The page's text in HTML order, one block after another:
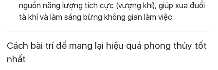
nguồn năng lượng tích cực (vượng khí), giúp xua đuổi
tà khí và làm sáng bừng không gian làm việc.
Cách bài trí để mang lại hiệu quả phong thủy tốt
nhất